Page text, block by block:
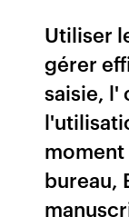
Utiliser
gérer
saisie, l'
bureau,